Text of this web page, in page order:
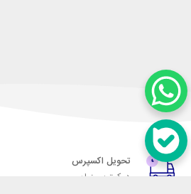
تحویل اکسپرس
در کمترین زمان